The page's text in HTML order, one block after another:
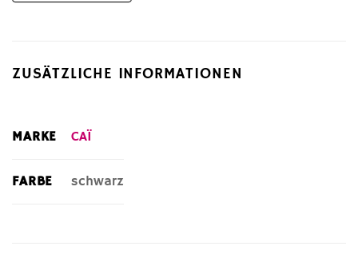
ZUSÄTZLICHE INFORMATIONEN
MARKE CAÏ
FARBE schwarz